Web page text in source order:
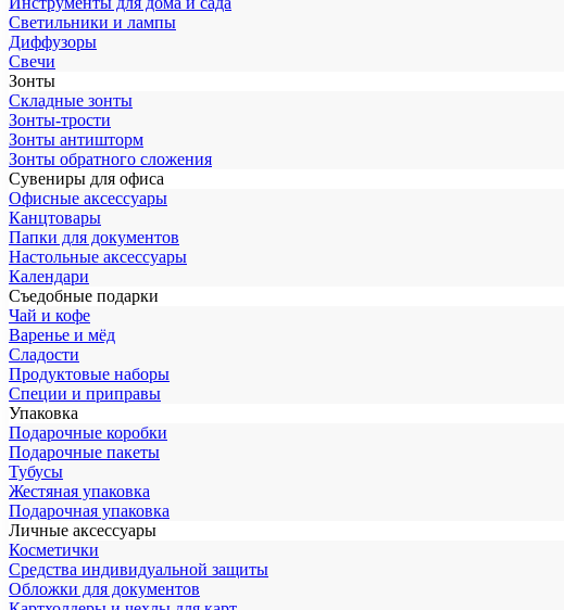
Светильники и лампы
Диффузоры
Свечи
Зонты
Складные зонты
Зонты-трости
Зонты антишторм
Зонты обратного сложения
Сувениры для офиса
Офисные аксессуары
Канцтовары
Папки для документов
Настольные аксессуары
Календари
Съедобные подарки
Чай и кофе
Варенье и мёд
Сладости
Продуктовые наборы
Специи и приправы
Упаковка
Подарочные коробки
Подарочные пакеты
Тубусы
Жестяная упаковка
Подарочная упаковка
Личные аксессуары
Косметички
Средства индивидуальной защиты
Обложки для документов